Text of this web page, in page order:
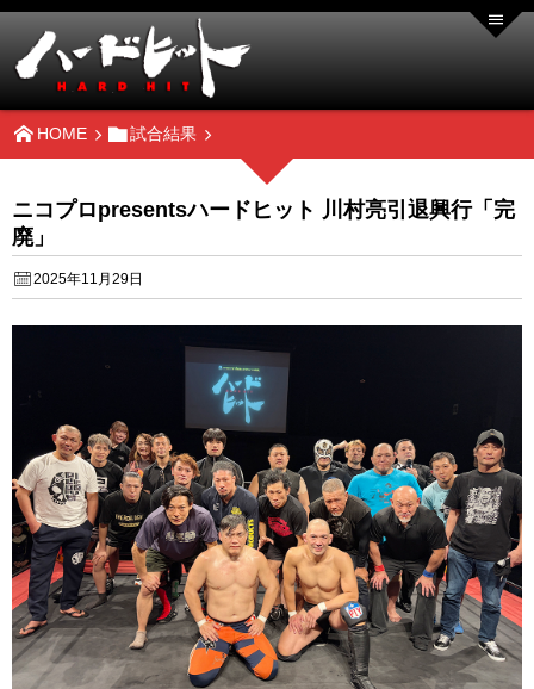
HOME 試合結果
ニコプロpresentsハードヒット 川村亮引退興行「完
廃」
2025年11月29日